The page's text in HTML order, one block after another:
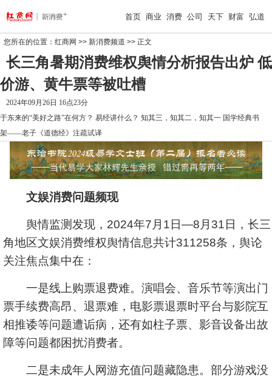
首页 商业 消费 公司 天下 财富 弘道
您所在的位置： 红商网 >> 新消费频道 >> 正文
长三角暑期消费维权舆情分析报告出炉 低
价游、黄牛票等被吐槽
2024年09月26日 16点23分
于东来的“美好之路”在何方？ 易经讲什么？ 知其三，知其二，知其一 国学经典书
架——老子《道德经》注疏试译
文娱消费问题频现
舆情监测发现，2024年7月1日—8月31日，长三
角地区文娱消费维权舆情信息共计311258条，舆论
关注焦点集中在：
一是线上购票退费难。演唱会、音乐节等演出门
票手续费高昂、退票难，电影票退票时平台与影院互
相推诿等问题遭诟病，还有如柱子票、影音设备出故
障等问题都困扰消费者。
二是未成年人网游充值问题藏隐患。部分游戏没